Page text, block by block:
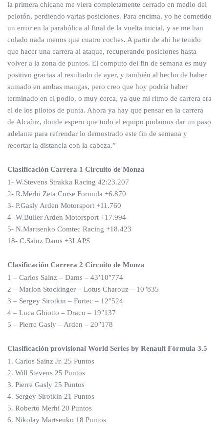
la primera chicane me viera completamente cerrado en medio del
pelotón, perdiendo varias posiciones. Para encima, yo he cometido
un error en la parabólica al final de la vuelta inicial, y se me han
colado nada menos que cuatro coches. A partir de ahí he tenido
que hacer una carrera al ataque, recuperando posiciones hasta
volver a la zona de puntos. El computo del fin de semana es muy
positivo gracias al resultado de ayer, y también al hecho de haber
sumado en ambas mangas, pero creo que hoy podría haber
terminado en el podio, o muy cerca, ya que mi ritmo de carrera era
el de los pilotos de punta. Ahora ya hay que pensar en la carrera
de Alcañiz, donde espero que todo el equipo podamos dar un paso
adelante para refrendar lo demostrado este fin de semana y
recortar la distancia con la cabeza.”
Clasificación Carrera 1 Circuito de Monza
1- W.Stevens Strakka Racing 42:23.207
2- R.Merhi Zeta Corse Formula +6.870
3- P.Gasly Arden Motorsport +11.760
4- W.Buller Arden Motorsport +17.994
5- N.Martsenko Comtec Racing +18.423
18- C.Sainz Dams +3LAPS
Clasificación Carrera 2 Circuito de Monza
1 – Carlos Sainz – Dams – 43’10″774
2 – Marlon Stockinger – Lotus Charouz – 10″835
3 – Sergey Sirotkin – Fortec – 12″524
4 – Luca Ghiotto – Draco – 19″137
5 – Pierre Gasly – Arden – 20″178
Clasificación provisional World Series by Renault Fórmula 3.5
1. Carlos Sainz Jr. 25 Puntos
2. Will Stevens 25 Puntos
3. Pierre Gasly 25 Puntos
4. Sergey Sirotkin 21 Puntos
5. Roberto Merhi 20 Puntos
6. Nikolay Martsenko 18 Puntos